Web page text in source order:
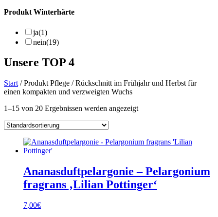
Produkt Winterhärte
ja(1)
nein(19)
Unsere TOP 4
Start / Produkt Pflege / Rückschnitt im Frühjahr und Herbst für
einen kompakten und verzweigten Wuchs
1–15 von 20 Ergebnissen werden angezeigt
Ananasduftpelargonie – Pelargonium
fragrans ‚Lilian Pottinger‘
7,00€